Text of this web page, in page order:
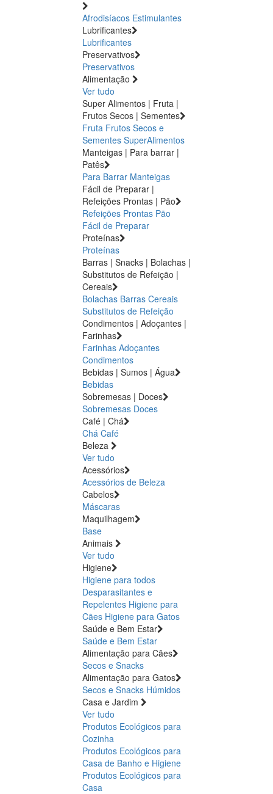
Afrodisíacos Estimulantes
Lubrificantes
Lubrificantes
Preservativos
Preservativos
Alimentação
Ver tudo
Super Alimentos | Fruta |
Frutos Secos | Sementes
Fruta Frutos Secos e
Sementes SuperAlimentos
Manteigas | Para barrar |
Patês
Para Barrar Manteigas
Fácil de Preparar |
Refeições Prontas | Pão
Refeições Prontas Pão
Fácil de Preparar
Proteínas
Proteínas
Barras | Snacks | Bolachas |
Substitutos de Refeição |
Cereais
Bolachas Barras Cereais
Substitutos de Refeição
Condimentos | Adoçantes |
Farinhas
Farinhas Adoçantes
Condimentos
Bebidas | Sumos | Água
Bebidas
Sobremesas | Doces
Sobremesas Doces
Café | Chá
Chá Café
Beleza
Ver tudo
Acessórios
Acessórios de Beleza
Cabelos
Máscaras
Maquilhagem
Base
Animais
Ver tudo
Higiene
Higiene para todos
Desparasitantes e
Repelentes Higiene para
Cães Higiene para Gatos
Saúde e Bem Estar
Saúde e Bem Estar
Alimentação para Cães
Secos e Snacks
Alimentação para Gatos
Secos e Snacks Húmidos
Casa e Jardim
Ver tudo
Produtos Ecológicos para
Cozinha
Produtos Ecológicos para
Casa de Banho e Higiene
Produtos Ecológicos para
Casa